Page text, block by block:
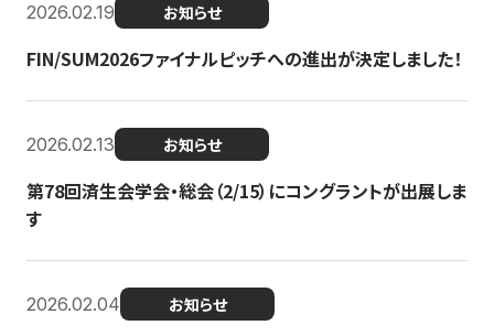
2026.02.19 お知らせ
FIN/SUM2026ファイナルピッチへの進出が決定しました！
2026.02.13 お知らせ
第78回済生会学会・総会（2/15）にコングラントが出展しま
す
2026.02.04 お知らせ